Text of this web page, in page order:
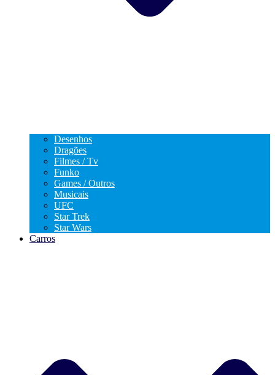
Desenhos
Dragões
Filmes / Tv
Funko
Games / Outros
Musicais
UFC
Star Trek
Star Wars
Carros